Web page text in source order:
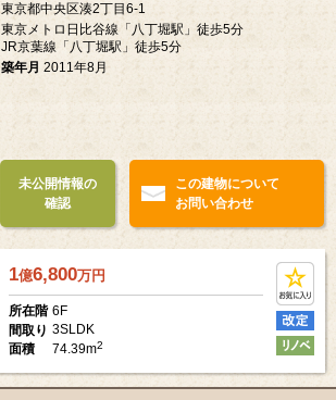
東京都中央区湊2丁目6-1
東京メトロ日比谷線「八丁堀駅」徒歩5分
JR京葉線「八丁堀駅」徒歩5分
築年月 2011年8月
未公開情報の
確認
この建物について
お問い合わせ
1億6,800万円
所在階 6F
間取り 3SLDK
面積
74.39m2